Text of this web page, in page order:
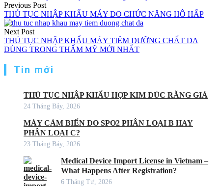
Previous Post
THỦ TỤC NHẬP KHẨU MÁY ĐO CHỨC NĂNG HÔ HẤP
Next Post
THỦ TỤC NHẬP KHẨU MÁY TIÊM DƯỠNG CHẤT DA
DÙNG TRONG THẨM MỸ MỚI NHẤT
Tin mới
THỦ TỤC NHẬP KHẨU HỢP KIM ĐÚC RĂNG GIẢ
24 Tháng Bảy, 2026
MÁY CẢM BIẾN ĐO SPO2 PHÂN LOẠI B HAY
PHÂN LOẠI C?
23 Tháng Bảy, 2026
Medical Device Import License in Vietnam –
What Happens After Registration?
6 Tháng Tư, 2026